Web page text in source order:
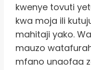
kwenye tovuti
kwa moja ili
mahitaji yako.
mauzo
mfano unaofaa